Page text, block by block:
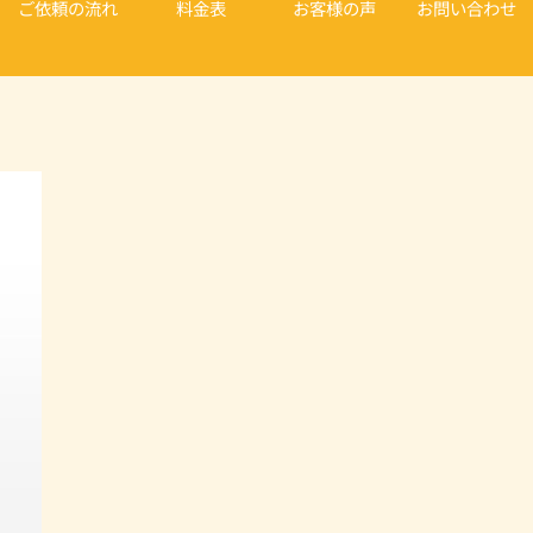
ご依頼の流れ 料金表 お客様の声 お問い合わせ